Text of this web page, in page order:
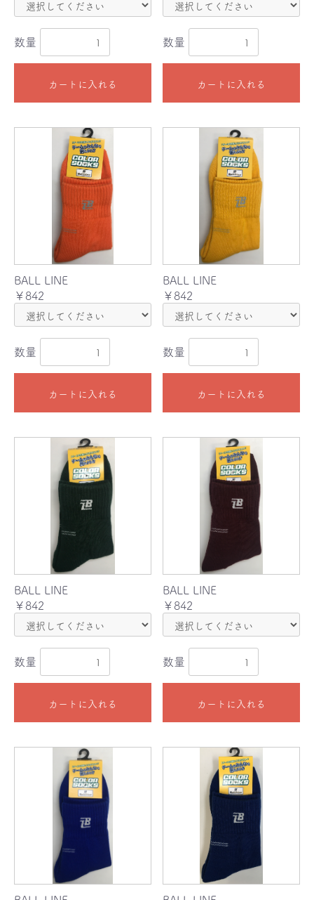
数量
カートに入れる
数量
カートに入れる
BALL LINE
￥842
数量
カートに入れる
BALL LINE
￥842
数量
カートに入れる
BALL LINE
￥842
数量
カートに入れる
BALL LINE
￥842
数量
カートに入れる